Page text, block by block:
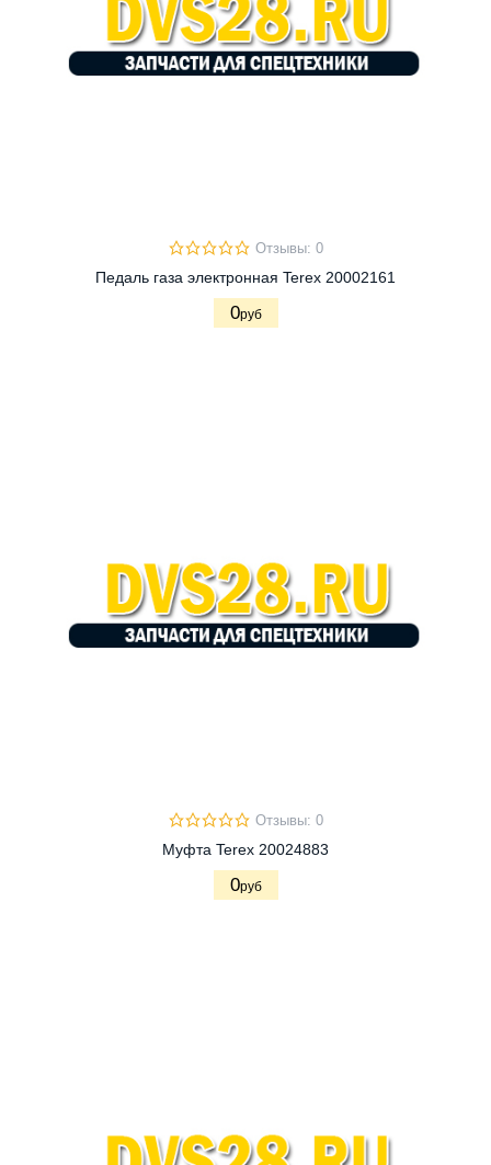
Отзывы: 0
Педаль газа электронная Terex 20002161
0руб
Отзывы: 0
Муфта Terex 20024883
0руб